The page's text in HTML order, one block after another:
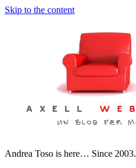
Skip to the content
Andrea Toso is here… Since 2003.